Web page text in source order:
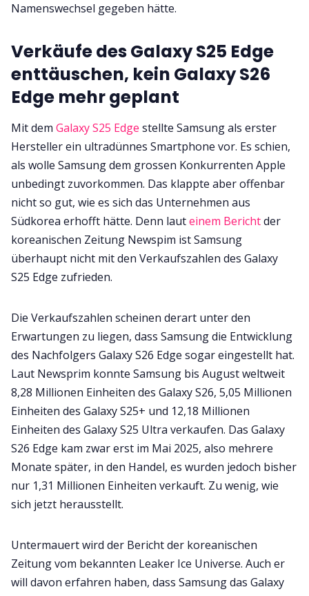
Namenswechsel gegeben hätte.
Verkäufe des Galaxy S25 Edge
enttäuschen, kein Galaxy S26
Edge mehr geplant
Mit dem Galaxy S25 Edge stellte Samsung als erster
Hersteller ein ultradünnes Smartphone vor. Es schien,
als wolle Samsung dem grossen Konkurrenten Apple
unbedingt zuvorkommen. Das klappte aber offenbar
nicht so gut, wie es sich das Unternehmen aus
Südkorea erhofft hätte. Denn lauteinem Berichtder
koreanischen Zeitung Newspim ist Samsung
überhaupt nicht mit den Verkaufszahlen des Galaxy
S25 Edge zufrieden.
Die Verkaufszahlen scheinen derart unter den
Erwartungen zu liegen, dass Samsung die Entwicklung
des Nachfolgers Galaxy S26 Edge sogar eingestellt hat.
Laut Newsprim konnte Samsung bis August weltweit
8,28 Millionen Einheiten des Galaxy S26, 5,05 Millionen
Einheiten des Galaxy S25+ und 12,18 Millionen
Einheiten des Galaxy S25 Ultra verkaufen. Das Galaxy
S26 Edge kam zwar erst im Mai 2025, also mehrere
Monate später, in den Handel, es wurden jedoch bisher
nur 1,31 Millionen Einheiten verkauft. Zu wenig, wie
sich jetzt herausstellt.
Untermauert wird der Bericht der koreanischen
Zeitung vom bekannten Leaker Ice Universe. Auch er
will davon erfahren haben, dass Samsung das Galaxy